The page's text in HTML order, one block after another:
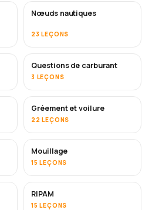
Nœuds nautiques
23 LEÇONS
Questions de carburant
3 LEÇONS
Gréement et voilure
22 LEÇONS
Mouillage
15 LEÇONS
RIPAM
15 LEÇONS